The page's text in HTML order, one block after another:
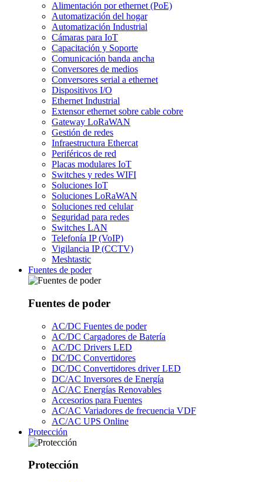
Alimentación por ethernet (PoE)
Automatización del hogar
Automatización Industrial
Cámaras para IoT
Capacitación y Soporte
Comunicación banda ancha
Conversores de medios
Conversores serial a ethernet
Dispositivos I/O
Ethernet Industrial
Extensor ethernet sobre cable cobre
Gateway LoRaWAN
Gestión de redes
Infraestructura Ethercat
Periféricos de red
Placas modulares IoT
Switches y redes WIFI
Soluciones IoT
Soluciones LoRaWAN
Soluciones red celular
Seguridad para redes
Switches LAN
Telefonía IP (VoIP)
Vigilancia IP (CCTV)
Meshtastic
Fuentes de poder
Fuentes de poder
AC/DC Fuentes de poder
AC/DC Cargadores de Batería
AC/DC Drivers LED
DC/DC Convertidores
DC/DC Convertidores driver LED
DC/AC Inversores de Energía
AC/AC Energías Renovables
Accesorios para Fuentes
AC/AC Variadores de frecuencia VDF
AC/AC UPS Online
Protección
Protección